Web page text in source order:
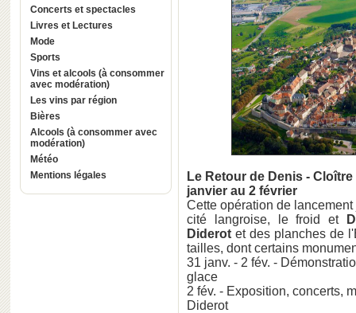
Concerts et spectacles
Livres et Lectures
Mode
Sports
Vins et alcools (à consommer
avec modération)
Les vins par région
Bières
Alcools (à consommer avec
modération)
Météo
Mentions légales
Le Retour de Denis - Cloître
janvier au 2 février
Cette opération de
cité langroise, le froid et
Diderot et des planches de
tailles, dont certains
31 janv. - 2 fév. -
glace
2 fév. - Exposition, concerts,
Diderot